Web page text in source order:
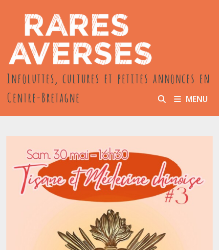
contenu
Infoluttes, cultures et petites annonces en
Centre-Bretagne
MENU